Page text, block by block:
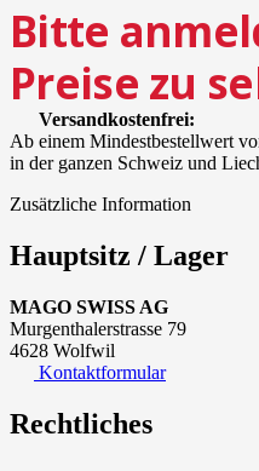
Bitte
Preise zu
Versandkostenfrei:
Ab einem Mindestbestellwert
in der ganzen Schweiz und
Zusätzliche Information
Hauptsitz / Lager
MAGO SWISS AG
Murgenthalerstrasse 79
4628 Wolfwil
Kontaktformular
Rechtliches